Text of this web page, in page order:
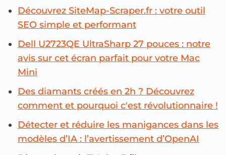
Découvrez SiteMap-Scraper.fr : votre outil
SEO simple et performant
Dell U2723QE UltraSharp 27 pouces : notre
avis sur cet écran parfait pour votre Mac
Mini
Des diamants créés en 2h ? Découvrez
comment et pourquoi c'est révolutionnaire !
Détecter et réduire les manigances dans les
modèles d’IA : l’avertissement d’OpenAI